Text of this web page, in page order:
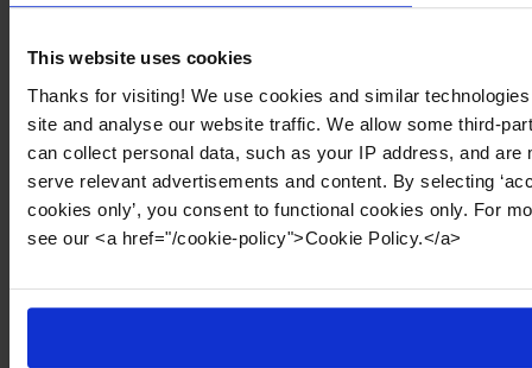
This website uses cookies
Thanks for visiting! We use cookies and similar
site and analyse our website traffic. We allow some third-
can collect personal data, such as your IP address, and
serve relevant advertisements and content. By selecting
cookies only’, you consent to functional cookies only. For
see our <a href="/cookie-policy">Cookie Policy.</a>